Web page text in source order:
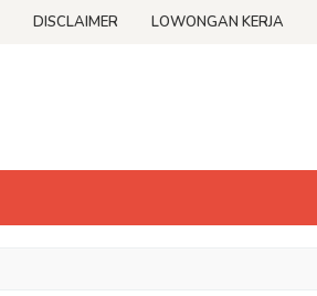
DISCLAIMER LOWONGAN KERJA